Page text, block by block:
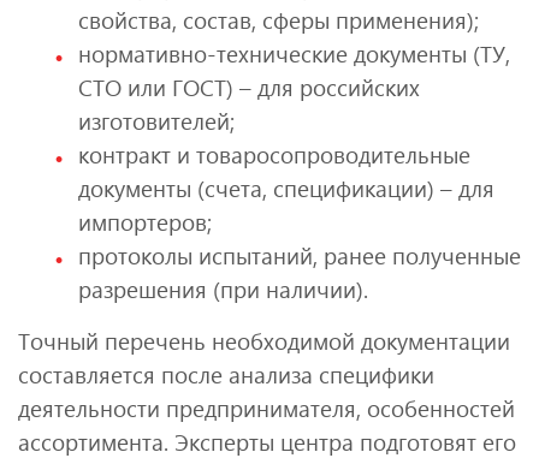
свойства, состав, сферы применения);
нормативно-технические документы (ТУ,
СТО или ГОСТ) – для российских
изготовителей;
контракт и товаросопроводительные
документы (счета, спецификации) – для
импортеров;
протоколы испытаний, ранее полученные
разрешения (при наличии).
Точный перечень необходимой документации
составляется после анализа специфики
деятельности предпринимателя, особенностей
ассортимента. Эксперты центра подготовят его